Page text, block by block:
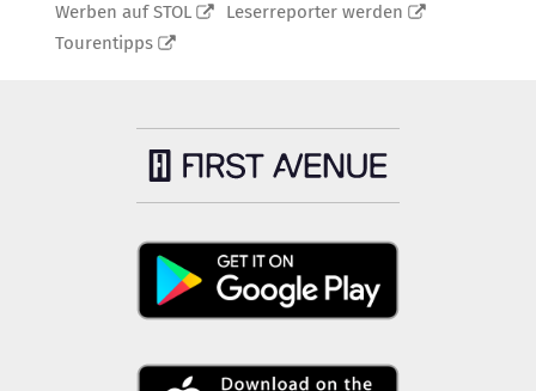
Werben auf STOL
Leserreporter werden
Tourentipps